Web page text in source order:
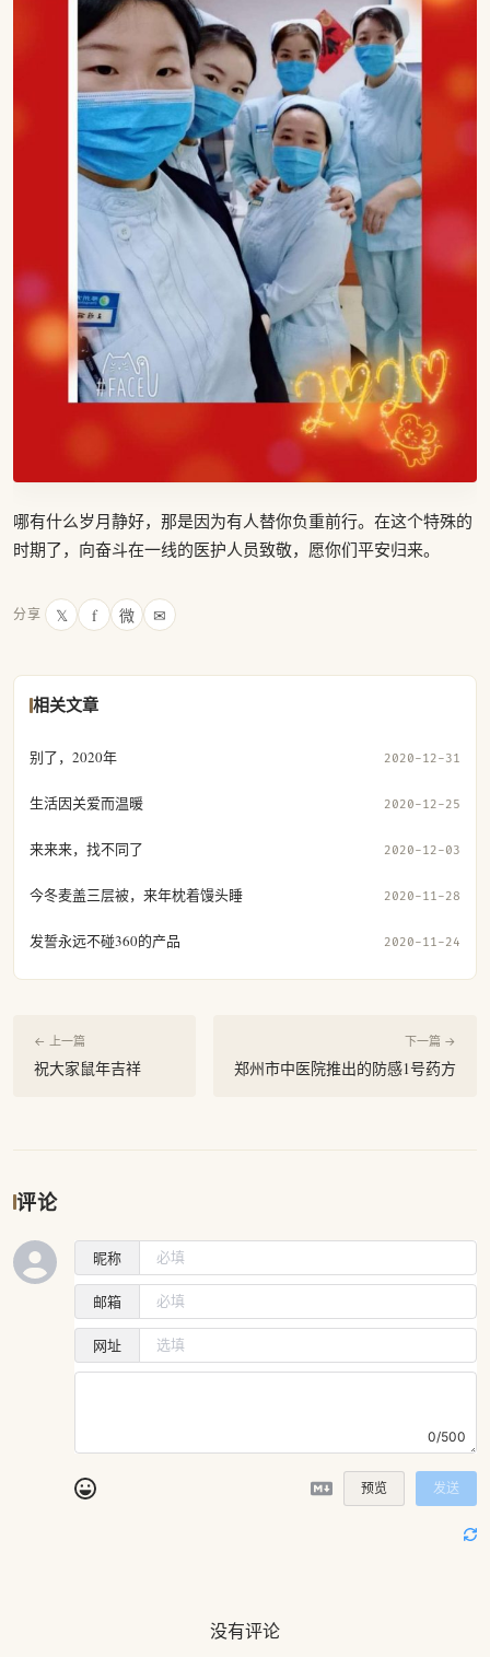
哪有什么岁月静好，那是因为有人替你负重前行。在这个特殊的
时期了，向奋斗在一线的医护人员致敬，愿你们平安归来。
分享 𝕏 f 微 ✉
相关文章
别了，2020年 2020-12-31
生活因关爱而温暖 2020-12-25
来来来，找不同了 2020-12-03
今冬麦盖三层被，来年枕着馒头睡 2020-11-28
发誓永远不碰360的产品 2020-11-24
← 上一篇
祝大家鼠年吉祥
下一篇 →
郑州市中医院推出的防感1号药方
评论
昵称
邮箱
网址
0/500
预览 发送
没有评论